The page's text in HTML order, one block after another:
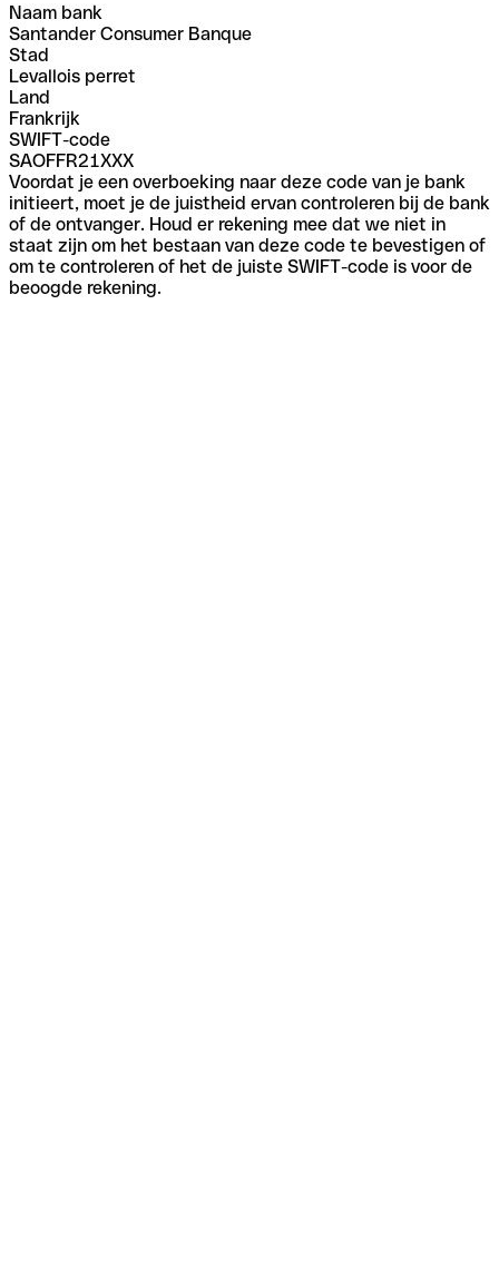
Naam bank
Santander Consumer Banque
Stad
Levallois perret
Land
Frankrijk
SWIFT-code
SAOFFR21XXX
Voordat je een overboeking naar deze code van je bank
initieert, moet je de juistheid ervan controleren bij de bank
of de ontvanger. Houd er rekening mee dat we niet in
staat zijn om het bestaan van deze code te bevestigen of
om te controleren of het de juiste SWIFT-code is voor de
beoogde rekening.